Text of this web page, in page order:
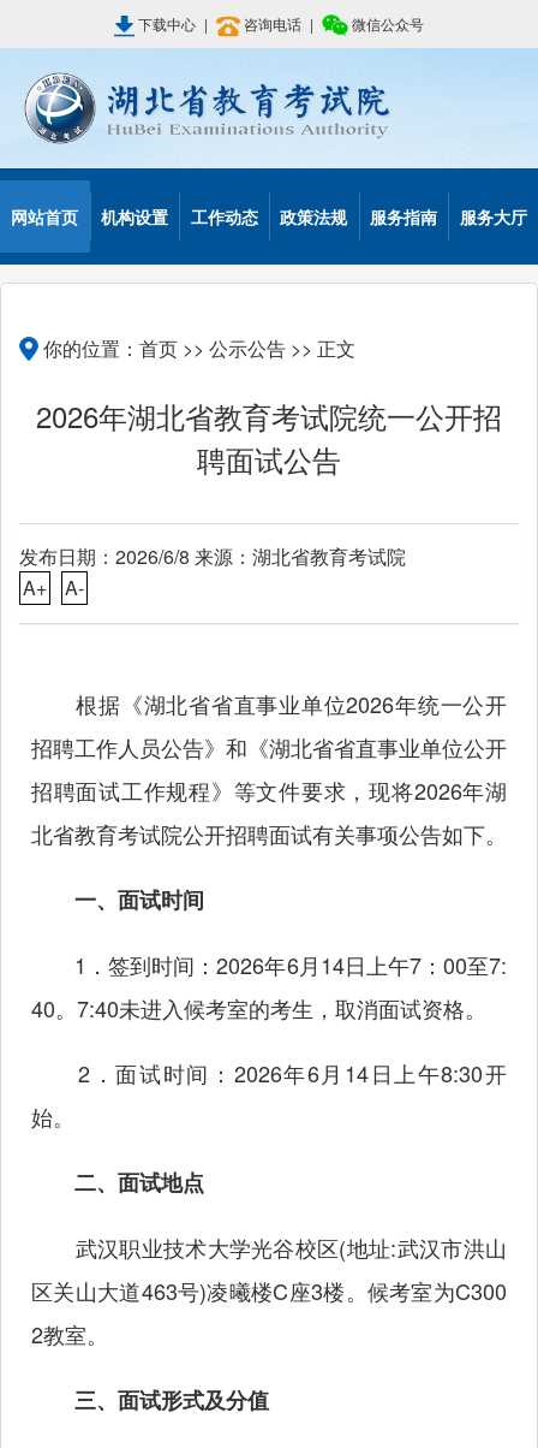
下载中心 | 咨询电话 | 微信公众号
网站首页 机构设置 工作动态 政策法规 服务指南 服务大厅
你的位置： 首页 >> 公示公告 >> 正文
2026年湖北省教育考试院统一公开招
聘面试公告
发布日期：2026/6/8 来源：湖北省教育考试院
A+
A-
根据《湖北省省直事业单位2026年统一公开
招聘工作人员公告》和《湖北省省直事业单位公开
招聘面试工作规程》等文件要求，现将2026年湖
北省教育考试院公开招聘面试有关事项公告如下。
一、面试时间
1．签到时间：2026年6月14日上午7：00至7:
40。7:40未进入候考室的考生，取消面试资格。
2．面试时间：2026年6月14日上午8:30开
始。
二、面试地点
武汉职业技术大学光谷校区(地址:武汉市洪山
区关山大道463号)凌曦楼C座3楼。候考室为C300
2教室。
三、面试形式及分值